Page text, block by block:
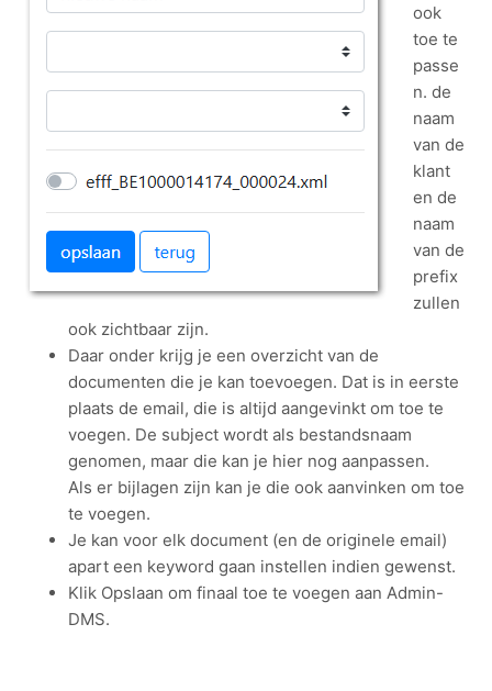
ook
toe te
passe
n. de
naam
van de
klant
en de
naam
van de
prefix
zullen
ook zichtbaar zijn.
Daar onder krijg je een overzicht van de
documenten die je kan toevoegen. Dat is in eerste
plaats de email, die is altijd aangevinkt om toe te
voegen. De subject wordt als bestandsnaam
genomen, maar die kan je hier nog aanpassen.
Als er bijlagen zijn kan je die ook aanvinken om toe
te voegen.
Je kan voor elk document (en de originele email)
apart een keyword gaan instellen indien gewenst.
Klik Opslaan om finaal toe te voegen aan Admin-
DMS.